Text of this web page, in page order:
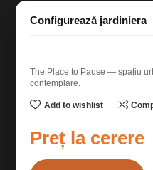
The Place to Pause — spațiu
contemplare.
Add to wishlist